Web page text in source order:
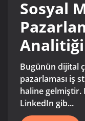
Sosyal
Bugünün dijital
pazarlaması iş
haline gelmiştir.
LinkedIn gib...